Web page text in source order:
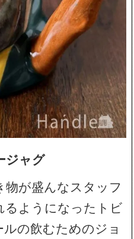
ジャグ
物が盛んなスタッフ
るようになったトビ
の飲むためのジョ